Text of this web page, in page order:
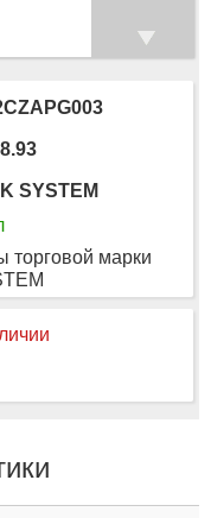
SYSTEM
марки